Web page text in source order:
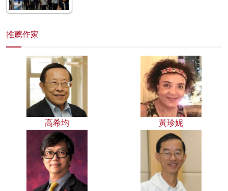
推薦作家
高希均 黃珍妮